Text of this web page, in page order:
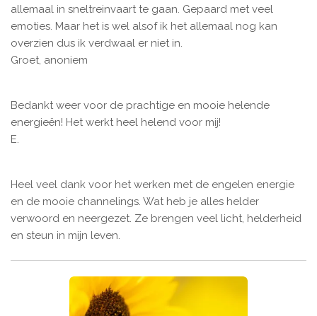
allemaal in sneltreinvaart te gaan. Gepaard met veel
emoties. Maar het is wel alsof ik het allemaal nog kan
overzien dus ik verdwaal er niet in.
Groet, anoniem
Bedankt weer voor de prachtige en mooie helende
energieën! Het werkt heel helend voor mij!
E.
Heel veel dank voor het werken met de engelen energie
en de mooie channelings. Wat heb je alles helder
verwoord en neergezet. Ze brengen veel licht, helderheid
en steun in mijn leven.